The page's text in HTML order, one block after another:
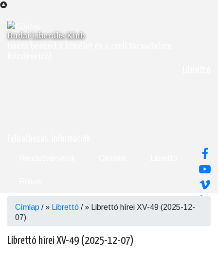
Ugrás
tartalomra
Budai Liberális Klub
Morzsa
Címlap / Librettó /
Librettó hírei XV-49 (2025-12-
07)
Librettó hírei XV-49 (2025-12-07)